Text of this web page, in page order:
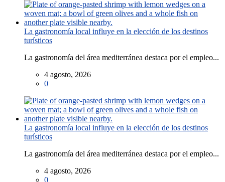
La gastronomía local influye en la elección de los destinos
turísticos
La gastronomía del área mediterránea destaca por el empleo...
4 agosto, 2026
0
La gastronomía local influye en la elección de los destinos
turísticos
La gastronomía del área mediterránea destaca por el empleo...
4 agosto, 2026
0